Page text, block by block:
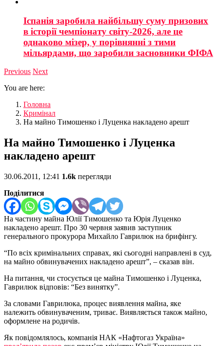
Іспанія заробила найбільшу суму призових
в історії чемпіонату світу-2026, але це
однаково мізер, у порівнянні з тими
мільярдами, що заробили засновники ФІФА
Previous Next
You are here:
Головна
Кримінал
На майно Тимошенко і Луценка накладено арешт
На майно Тимошенко і Луценка
накладено арешт
30.06.2011, 12:41 1.6k перегляди
Поділитися
На частину майна Юлії Тимошенко та Юрія Луценко
накладено арешт. Про 30 червня заявив заступник
генерального прокурора Михайло Гаврилюк на брифінгу.
“По всіх кримінальних справах, які сьогодні направлені в суд,
на майно обвинувачених накладено арешт”, – сказав він.
На питання, чи стосується це майна Тимошенко і Луценка,
Гаврилюк відповів: “Без винятку”.
За словами Гаврилюка, процес виявлення майна, яке
належить обвинуваченим, триває. Виявляється також майно,
оформлене на родичів.
Як повідомлялось, компанія НАК «Нафтогаз Україна»